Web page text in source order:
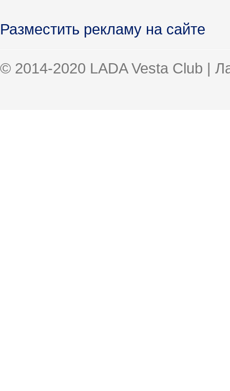
Разместить рекламу на сайте
© 2014-2020 LADA Vesta Club |